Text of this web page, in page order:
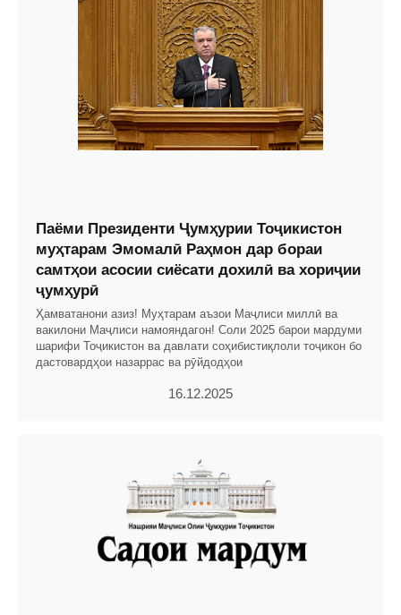
Паёми Президенти Ҷумҳурии Тоҷикистон
муҳтарам Эмомалӣ Раҳмон дар бораи
самтҳои асосии сиёсати дохилӣ ва хориҷии
ҷумҳурӣ
Ҳамватанони азиз! Муҳтарам аъзои Маҷлиси миллӣ ва
вакилони Маҷлиси намояндагон! Соли 2025 барои мардуми
шарифи Тоҷикистон ва давлати соҳибистиқлоли тоҷикон бо
дастовардҳои назаррас ва рӯйдодҳои
16.12.2025